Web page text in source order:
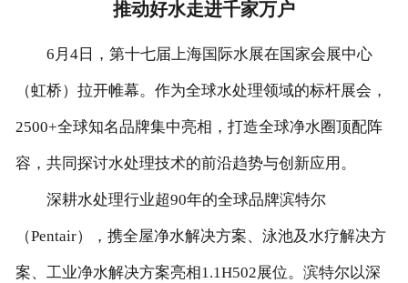
解决方案
工程案例
产品优势
人才招聘
推动好水走进千家万户
6月4日，第十七届上海国际水展在国家会展中心
（虹桥）拉开帷幕。作为全球水处理领域的标杆展会，
2500+全球知名品牌集中亮相，打造全球净水圈顶配阵
容，共同探讨水处理技术的前沿趋势与创新应用。
深耕水处理行业超90年的全球品牌滨特尔
（Pentair），携全屋净水解决方案、泳池及水疗解决方
案、工业净水解决方案亮相1.1H502展位。滨特尔以深